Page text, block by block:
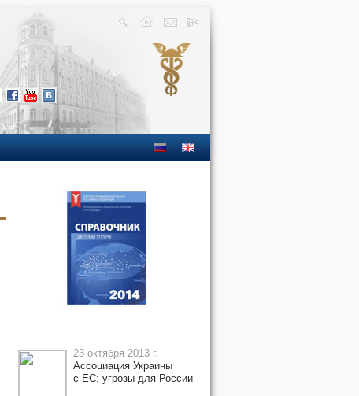
23 октября 2013 г.
Ассоциация Украины
с ЕС: угрозы для России